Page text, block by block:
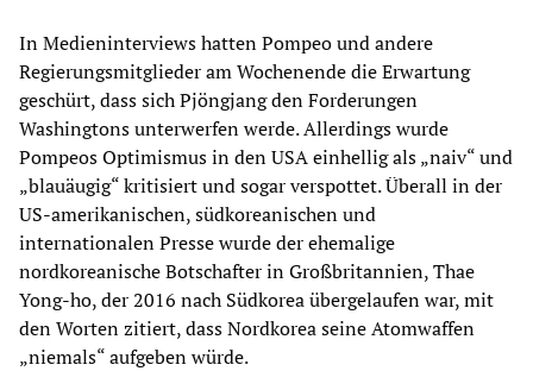
In Medieninterviews hatten Pompeo und andere
Regierungsmitglieder am Wochenende die Erwartung
geschürt, dass sich Pjöngjang den Forderungen
Washingtons unterwerfen werde. Allerdings wurde
Pompeos Optimismus in den USA einhellig als „naiv“ und
„blauäugig“ kritisiert und sogar verspottet. Überall in der
US-amerikanischen, südkoreanischen und
internationalen Presse wurde der ehemalige
nordkoreanische Botschafter in Großbritannien, Thae
Yong-ho, der 2016 nach Südkorea übergelaufen war, mit
den Worten zitiert, dass Nordkorea seine Atomwaffen
„niemals“ aufgeben würde.